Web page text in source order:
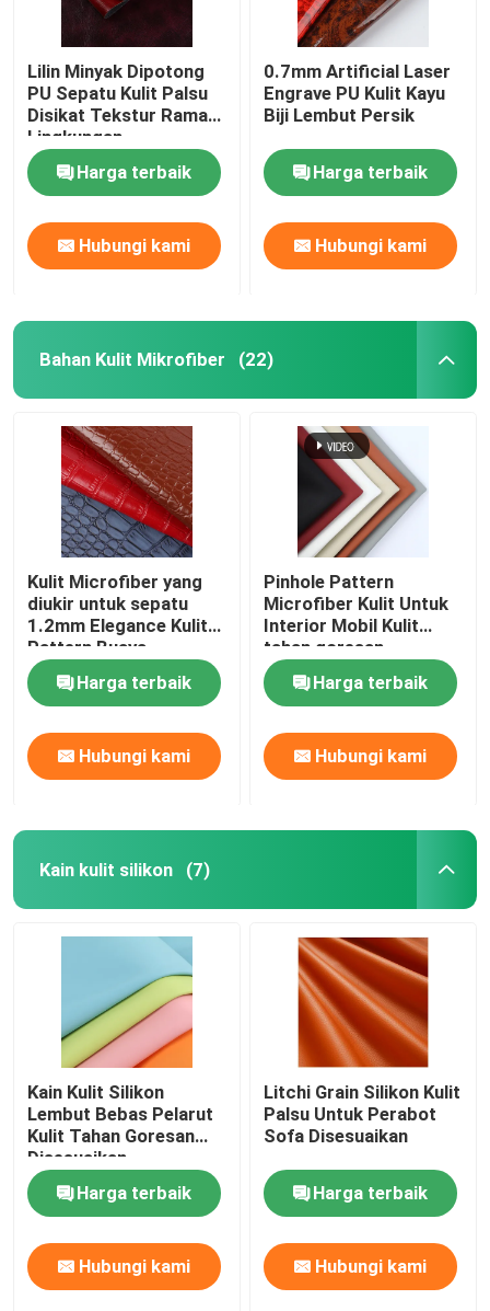
Lilin Minyak Dipotong
PU Sepatu Kulit Palsu
Disikat Tekstur Ramah
Lingkungan
Harga terbaik
Hubungi kami
0.7mm Artificial Laser
Engrave PU Kulit Kayu
Biji Lembut Persik
Harga terbaik
Hubungi kami
Bahan Kulit Mikrofiber (22)
Kulit Microfiber yang
diukir untuk sepatu
1.2mm Elegance Kulit
Pattern Buaya
Harga terbaik
Hubungi kami
Pinhole Pattern
Microfiber Kulit Untuk
Interior Mobil Kulit
tahan goresan
Harga terbaik
Hubungi kami
Kain kulit silikon (7)
Kain Kulit Silikon
Lembut Bebas Pelarut
Kulit Tahan Goresan
Disesuaikan
Harga terbaik
Hubungi kami
Litchi Grain Silikon Kulit
Palsu Untuk Perabot
Sofa Disesuaikan
Harga terbaik
Hubungi kami